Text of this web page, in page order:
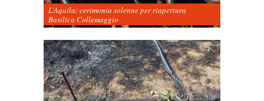
L’Aquila: cerimonia solenne per riapertura
Basilica Collemaggio